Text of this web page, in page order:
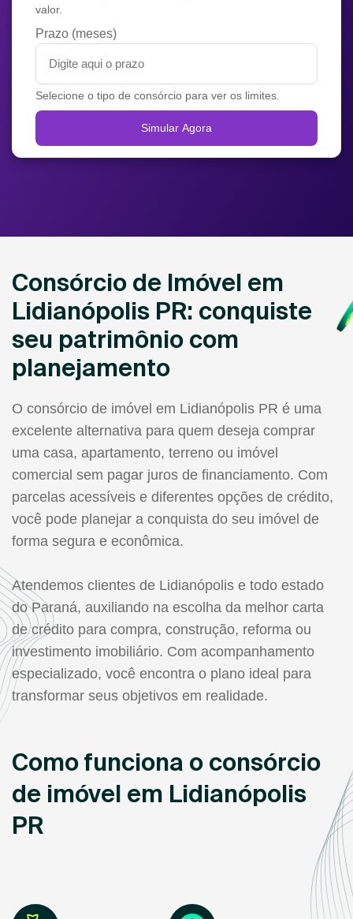
valor.
Prazo (meses)
Selecione o tipo de consórcio para ver os limites.
Simular Agora
Consórcio de Imóvel em
Lidianópolis PR: conquiste
seu patrimônio com
planejamento
O consórcio de imóvel em Lidianópolis PR é uma
excelente alternativa para quem deseja comprar
uma casa, apartamento, terreno ou imóvel
comercial sem pagar juros de financiamento. Com
parcelas acessíveis e diferentes opções de crédito,
você pode planejar a conquista do seu imóvel de
forma segura e econômica.
Atendemos clientes de Lidianópolis e todo estado
do Paraná, auxiliando na escolha da melhor carta
de crédito para compra, construção, reforma ou
investimento imobiliário. Com acompanhamento
especializado, você encontra o plano ideal para
transformar seus objetivos em realidade.
Como funciona o consórcio
de imóvel em Lidianópolis
PR